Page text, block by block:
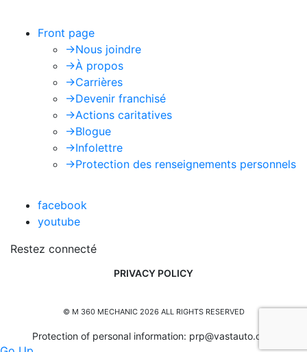
Front page
->Nous joindre
->À propos
->Carrières
->Devenir franchisé
->Actions caritatives
->Blogue
->Infolettre
->Protection des renseignements personnels
facebook
youtube
Restez connecté
PRIVACY POLICY
© M 360 MECHANIC 2026 ALL RIGHTS RESERVED
Protection of personal information: prp@vastauto.com